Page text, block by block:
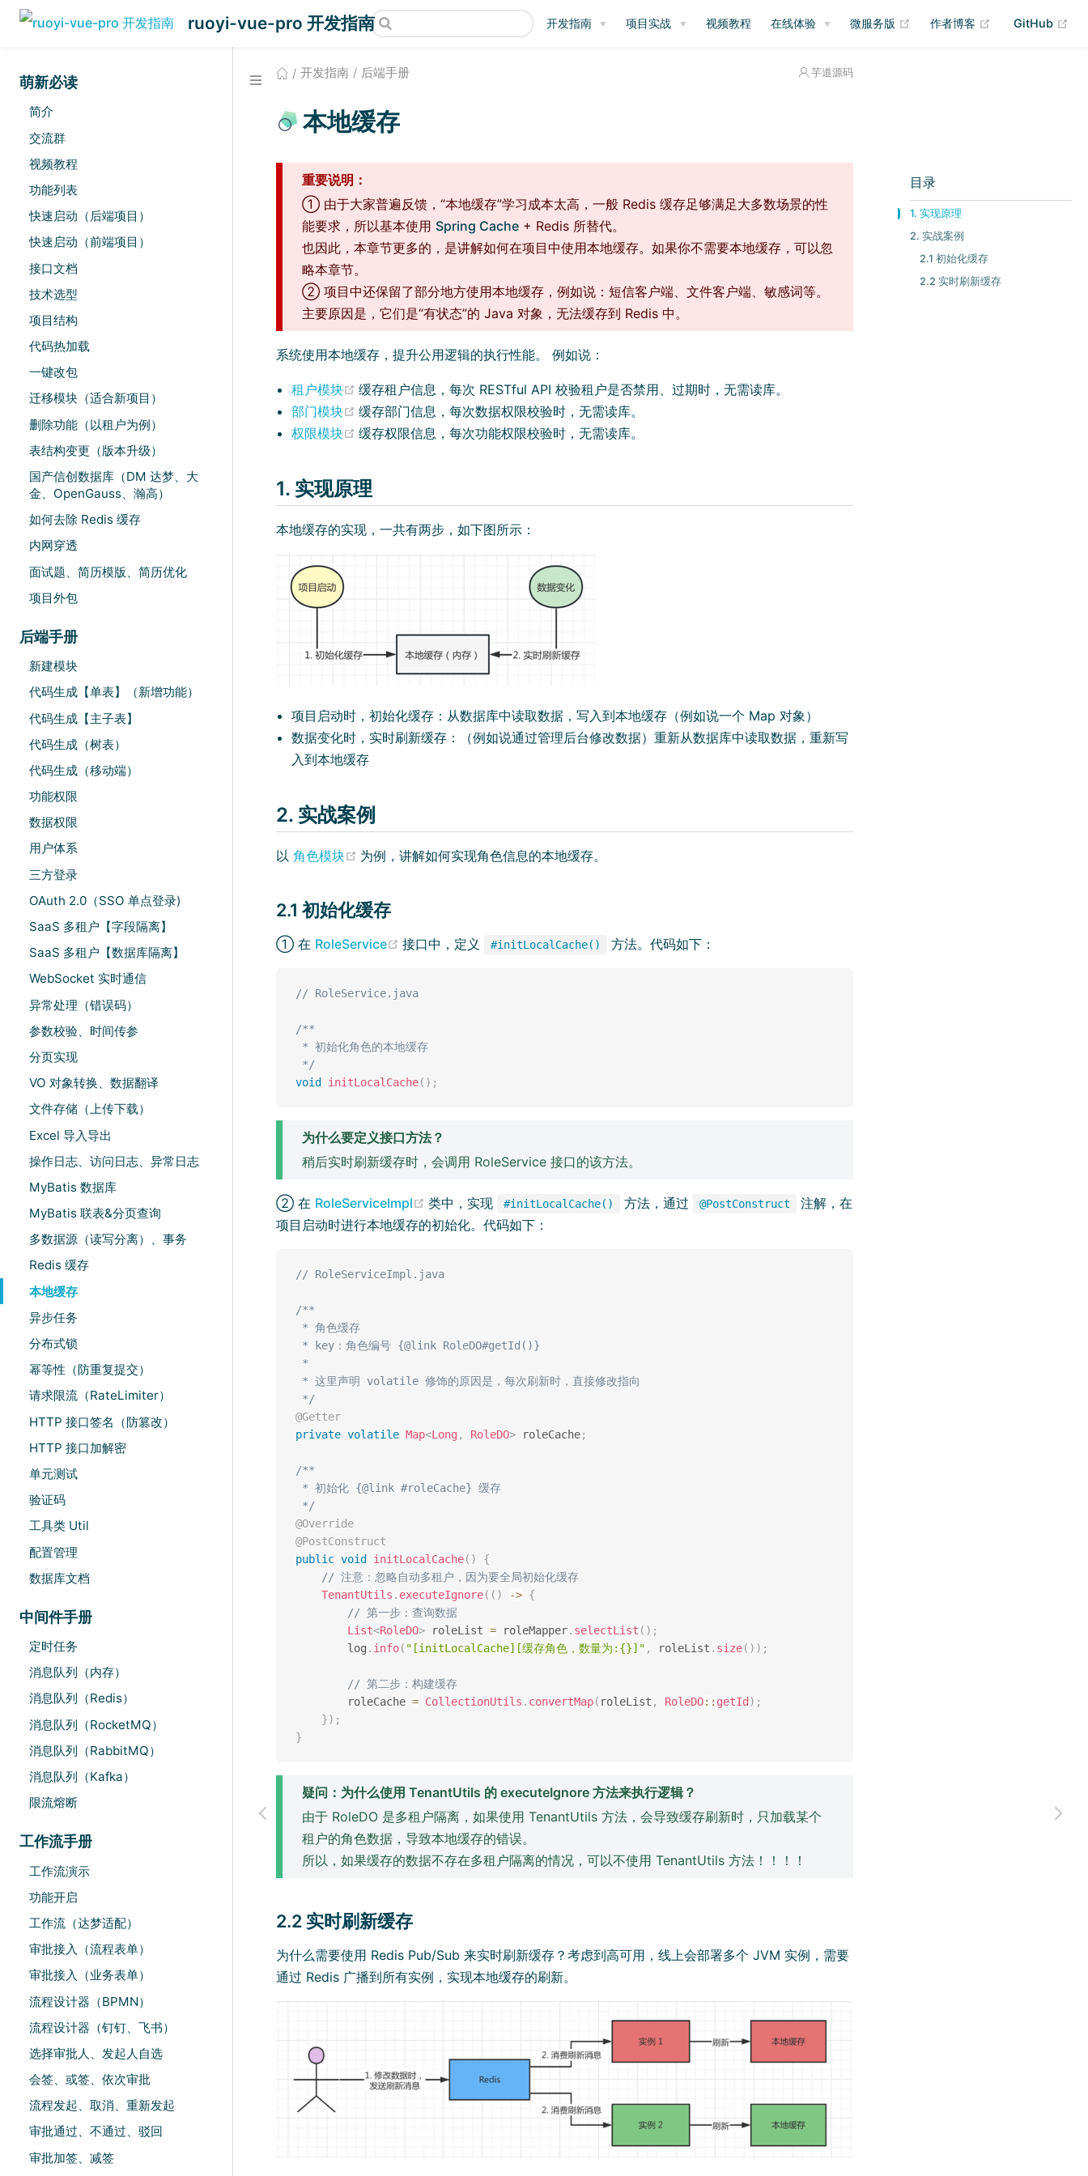
ruoyi-vue-pro 开发指南 开发指南 项目实战 视频教程 在线体验 微服务版 (opens new window)
作者博客 (opens new
GitHub
萌新必读
简介
交流群
视频教程
功能列表
快速启动（后端项目）
快速启动（前端项目）
接口文档
技术选型
项目结构
代码热加载
一键改包
迁移模块（适合新项目）
删除功能（以租户为例）
表结构变更（版本升级）
国产信创数据库（DM 达梦、大
金、OpenGauss、瀚高）
如何去除 Redis 缓存
内网穿透
面试题、简历模版、简历优化
项目外包
后端手册
新建模块
代码生成【单表】（新增功能）
代码生成【主子表】
代码生成（树表）
代码生成（移动端）
功能权限
数据权限
用户体系
三方登录
OAuth 2.0（SSO 单点登录)
SaaS 多租户【字段隔离】
SaaS 多租户【数据库隔离】
WebSocket 实时通信
异常处理（错误码）
参数校验、时间传参
分页实现
VO 对象转换、数据翻译
文件存储（上传下载）
Excel 导入导出
操作日志、访问日志、异常日志
MyBatis 数据库
MyBatis 联表&分页查询
多数据源（读写分离）、事务
Redis 缓存
本地缓存
异步任务
分布式锁
幂等性（防重复提交）
请求限流（RateLimiter）
HTTP 接口签名（防篡改）
HTTP 接口加解密
单元测试
验证码
工具类 Util
配置管理
数据库文档
中间件手册
定时任务
消息队列（内存）
消息队列（Redis）
消息队列（RocketMQ）
消息队列（RabbitMQ）
消息队列（Kafka）
限流熔断
工作流手册
工作流演示
功能开启
工作流（达梦适配）
审批接入（流程表单）
审批接入（业务表单）
流程设计器（BPMN）
流程设计器（钉钉、飞书）
选择审批人、发起人自选
会签、或签、依次审批
流程发起、取消、重新发起
审批通过、不通过、驳回
审批加签、减签
开发指南 后端手册 芋道源码
目录
1. 实现原理
2. 实战案例
2.1 初始化缓存
2.2 实时刷新缓存
本地缓存
重要说明：
① 由于大家普遍反馈，“本地缓存”学习成本太高，一般 Redis 缓存足够满足大多数场景的性
能要求，所以基本使用 Spring Cache+ Redis 所替代。
也因此，本章节更多的，是讲解如何在项目中使用本地缓存。如果你不需要本地缓存，可以忽
略本章节。
② 项目中还保留了部分地方使用本地缓存，例如说：短信客户端、文件客户端、敏感词等。
主要原因是，它们是“有状态”的 Java 对象，无法缓存到 Redis 中。
系统使用本地缓存，提升公用逻辑的执行性能。 例如说：
租户模块 (opens new window)
缓存租户信息，每次 RESTful API 校验租户是否禁用、过期时，无需读库。
部门模块
(opens new window)
缓存部门信息，每次数据权限校验时，无需读库。
权限模块
(opens new window)
缓存权限信息，每次功能权限校验时，无需读库。
1. 实现原理
本地缓存的实现，一共有两步，如下图所示：
项目启动时，初始化缓存：从数据库中读取数据，写入到本地缓存（例如说一个 Map 对象）
数据变化时，实时刷新缓存：（例如说通过管理后台修改数据）重新从数据库中读取数据，重新写
入到本地缓存
2. 实战案例
以 角色模块 (opens new window)
为例，讲解如何实现角色信息的本地缓存。
2.1 初始化缓存
① 在 RoleService (opens new window)
接口中，定义 #initLocalCache() 方法。代码如下：
// RoleService.java
/**
* 初始化角色的本地缓存
*/
void
initLocalCache( ) ;
为什么要定义接口方法？
稍后实时刷新缓存时，会调用 RoleService 接口的该方法。
② 在 RoleServiceImpl (opens new window)
类中，实现 #initLocalCache() 方法，通过 @PostConstruct
注解，在
项目启动时进行本地缓存的初始化。代码如下：
// RoleServiceImpl.java
/**
* 角色缓存
* key：角色编号 {@link RoleDO#getId()}
*
* 这里声明 volatile 修饰的原因是，每次刷新时，直接修改指向
*/
@Getter
private volatile Map<Long , RoleDO> roleCache;
/**
* 初始化 {@link #roleCache} 缓存
*/
@Override
@PostConstruct
public void initLocalCache( )
{
// 注意：忽略自动多租户，因为要全局初始化缓存
TenantUtils . executeIgnore( ( ) -> {
// 第一步：查询数据
List<RoleDO> roleList = roleMapper. selectList ( ) ;
        log
. info( "[initLocalCache][缓存角色，数量为:{}]" , roleList . size( ) ) ;
// 第二步：构建缓存
        roleCache
= CollectionUtils . convertMap( roleList , RoleDO:: getId ) ;
}) ;
}
疑问：为什么使用 TenantUtils 的 executeIgnore 方法来执行逻辑？
由于 RoleDO 是多租户隔离，如果使用 TenantUtils 方法，会导致缓存刷新时，只加载某个
租户的角色数据，导致本地缓存的错误。
所以，如果缓存的数据不存在多租户隔离的情况，可以不使用 TenantUtils 方法！！！！
2.2 实时刷新缓存
为什么需要使用 Redis Pub/Sub 来实时刷新缓存？考虑到高可用，线上会部署多个 JVM 实例，需要
通过 Redis 广播到所有实例，实现本地缓存的刷新。